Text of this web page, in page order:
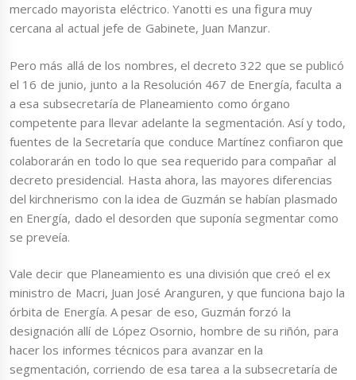
mercado mayorista eléctrico. Yanotti es una figura muy
cercana al actual jefe de Gabinete, Juan Manzur.
Pero más allá de los nombres, el decreto 322 que se publicó
el 16 de junio, junto a la Resolución 467 de Energía, faculta a
a esa subsecretaría de Planeamiento como órgano
competente para llevar adelante la segmentación. Así y todo,
fuentes de la Secretaría que conduce Martínez confiaron que
colaborarán en todo lo que sea requerido para compañar al
decreto presidencial. Hasta ahora, las mayores diferencias
del kirchnerismo con la idea de Guzmán se habían plasmado
en Energía, dado el desorden que suponía segmentar como
se preveía.
Vale decir que Planeamiento es una división que creó el ex
ministro de Macri, Juan José Aranguren, y que funciona bajo la
órbita de Energía. A pesar de eso, Guzmán forzó la
designación allí de López Osornio, hombre de su riñón, para
hacer los informes técnicos para avanzar en la
segmentación, corriendo de esa tarea a la subsecretaría de